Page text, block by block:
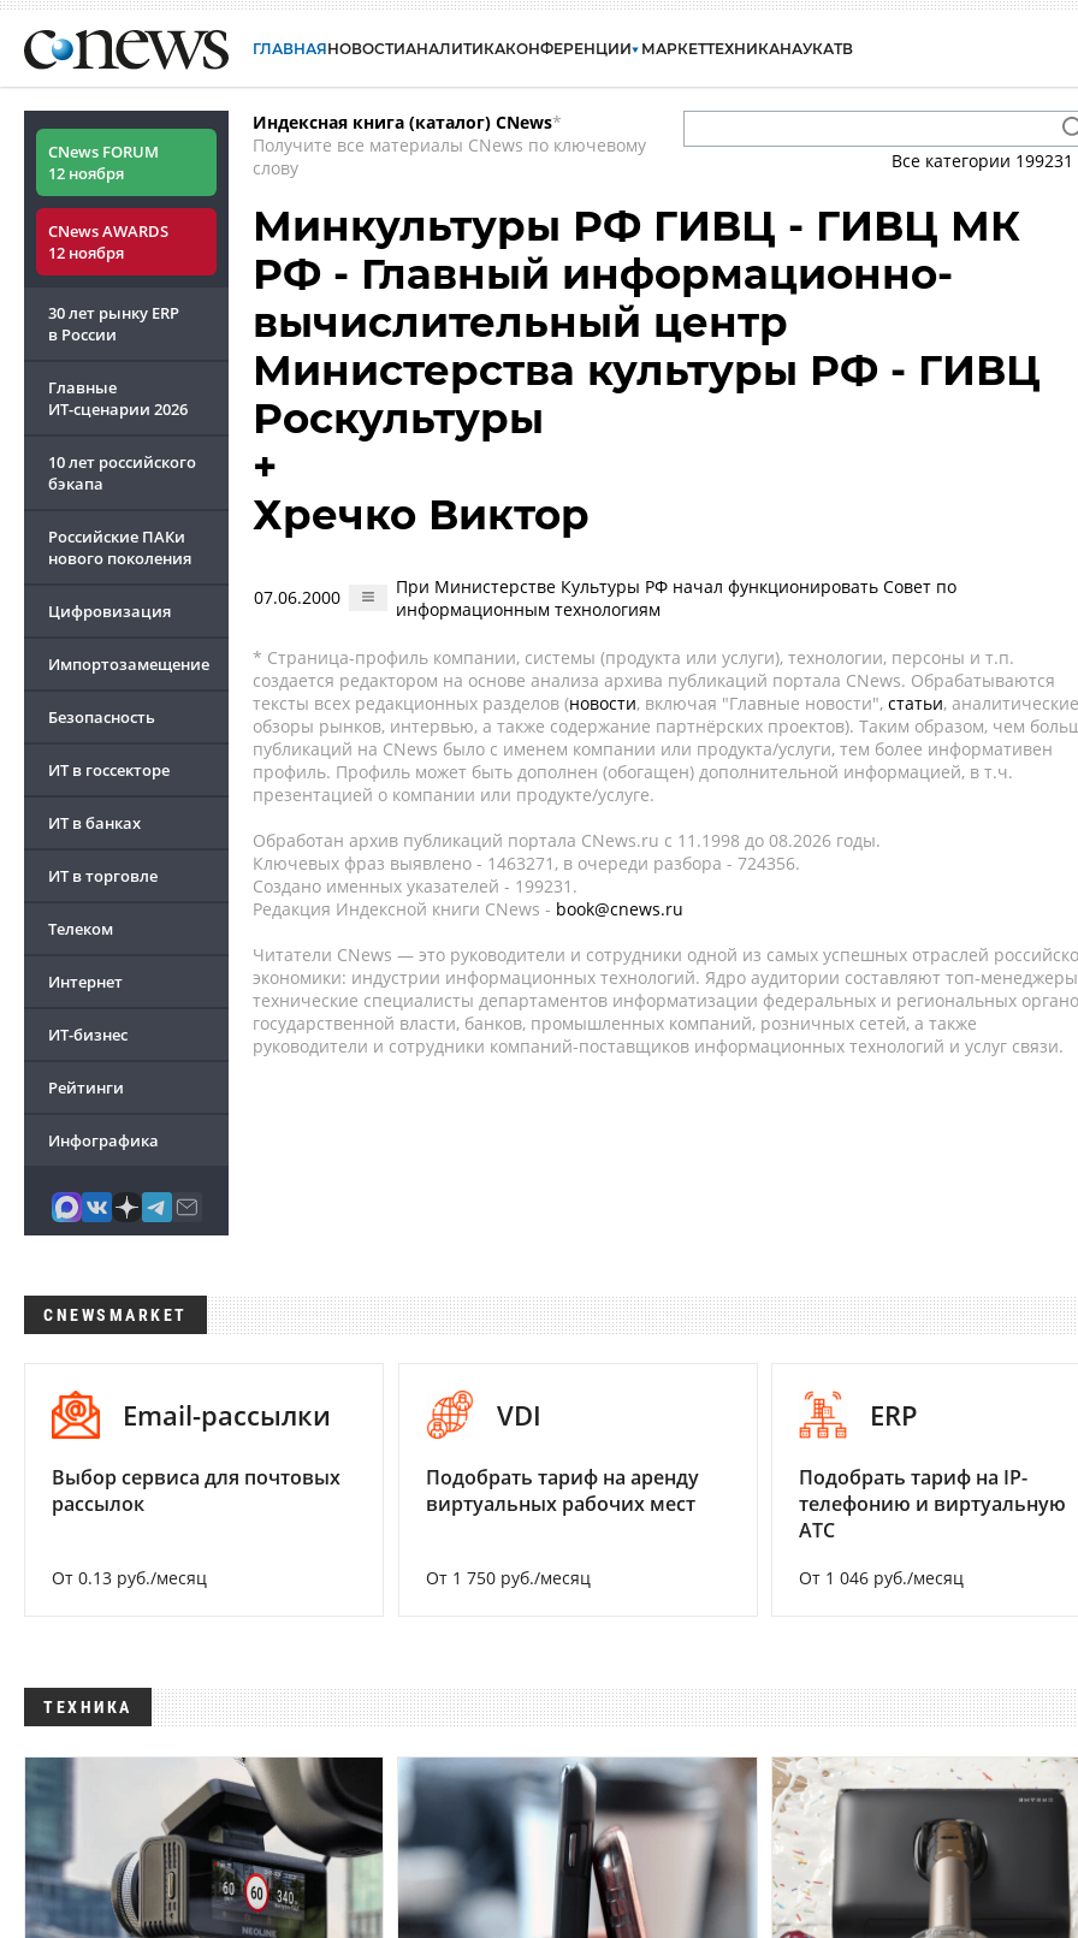
ГЛАВНАЯНОВОСТИАНАЛИТИКАКОНФЕРЕНЦИИ МАРКЕТТЕХНИКАНАУКАТВ
CNews FORUM
12 ноября
CNews AWARDS
12 ноября
30 лет рынку ERP
в России
Главные
ИТ-сценарии 2026
10 лет российского
бэкапа
Российские ПАКи
нового поколения
Цифровизация
Импортозамещение
Безопасность
ИТ в госсекторе
ИТ в банках
ИТ в торговле
Телеком
Интернет
ИТ-бизнес
Рейтинги
Инфографика
Индексная книга (каталог) CNews*
Получите все материалы CNews по ключевому
слову
Все категории 199231
Минкультуры РФ ГИВЦ - ГИВЦ МК
РФ - Главный информационно-
вычислительный центр
Министерства культуры РФ - ГИВЦ
Роскультуры
+
Хречко Виктор
07.06.2000
При Министерстве Культуры РФ начал функционировать Совет по
информационным технологиям
* Страница-профиль компании, системы (продукта или услуги), технологии, персоны и т.п.
создается редактором на основе анализа архива публикаций портала CNews. Обрабатываются
тексты всех редакционных разделов (новости, включая "Главные новости", статьи, аналитические
обзоры рынков, интервью, а также содержание партнёрских проектов). Таким образом, чем
публикаций на CNews было с именем компании или продукта/услуги, тем более информативен
профиль. Профиль может быть дополнен (обогащен) дополнительной информацией, в т.ч.
презентацией о компании или продукте/услуге.
Обработан архив публикаций портала CNews.ru c 11.1998 до 08.2026 годы.
Ключевых фраз выявлено - 1463271, в очереди разбора - 724356.
Создано именных указателей - 199231.
Редакция Индексной книги CNews - book@cnews.ru
Читатели CNews — это руководители и сотрудники одной из самых успешных отраслей
экономики: индустрии информационных технологий. Ядро аудитории составляют топ-
технические специалисты департаментов информатизации федеральных и региональных
государственной власти, банков, промышленных компаний, розничных сетей, а также
руководители и сотрудники компаний-поставщиков информационных технологий и услуг связи.
CNEWSMARKET
Email-рассылки
Выбор сервиса для почтовых
рассылок
От 0.13 руб./месяц
VDI
Подобрать тариф на аренду
виртуальных рабочих мест
От 1 750 руб./месяц
ERP
Подобрать тариф на IP-
телефонию и виртуальную
АТС
От 1 046 руб./месяц
ТЕХНИКА